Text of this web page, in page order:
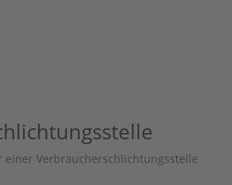
Verbraucherschlichtungsstelle